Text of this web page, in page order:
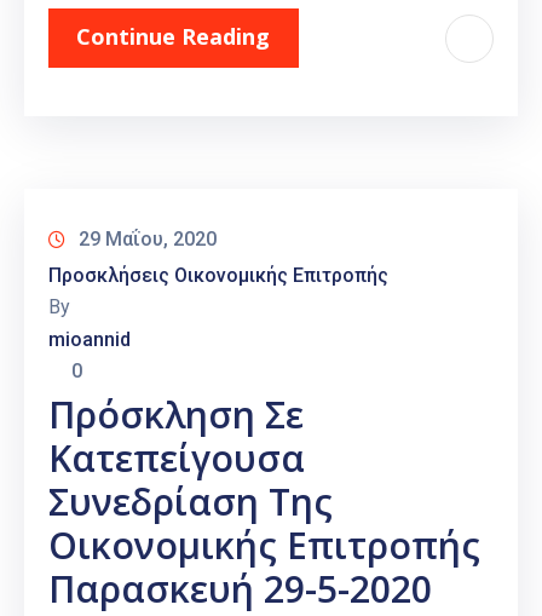
Continue Reading
29 Μαΐου, 2020
Προσκλήσεις Οικονομικής Επιτροπής
By
mioannid
0
Πρόσκληση Σε
Κατεπείγουσα
Συνεδρίαση Της
Οικονομικής Επιτροπής
Παρασκευή 29-5-2020